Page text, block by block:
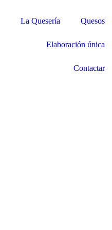
La Quesería Quesos
Elaboración única
Contactar